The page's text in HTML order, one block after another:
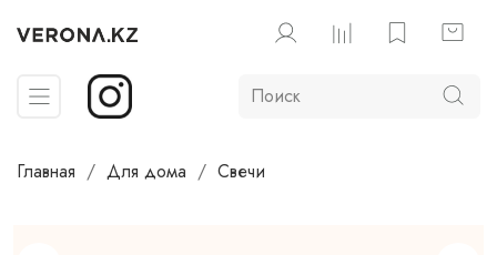
Главная Для дома Свечи